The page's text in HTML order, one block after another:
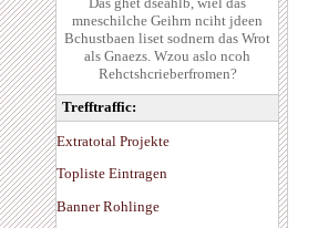
mneschilche Geihrn nciht jdeen
Bchustbaen liset sodnern das Wrot
als Gnaezs. Wzou aslo ncoh
Rehctshcrieberfromen?
Trefftraffic:
Extratotal Projekte
Topliste Eintragen
Banner Rohlinge